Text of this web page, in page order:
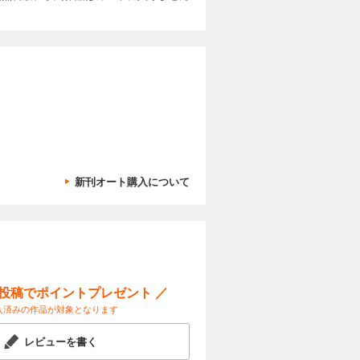
認識で
は？
蛍光
ールパ
が、災
“びっ
モデル
横浜美
月より
物 横
い科学
異！
ひろば
雲の観
る！ ト
能性を
ラミン
ドラ
ない！生
ってみ
集は
連載100
カートに入れる
試し読み
新刊オート購入について
稿でポイントプレゼント ／
済みの作品が対象となります
レビューを書く